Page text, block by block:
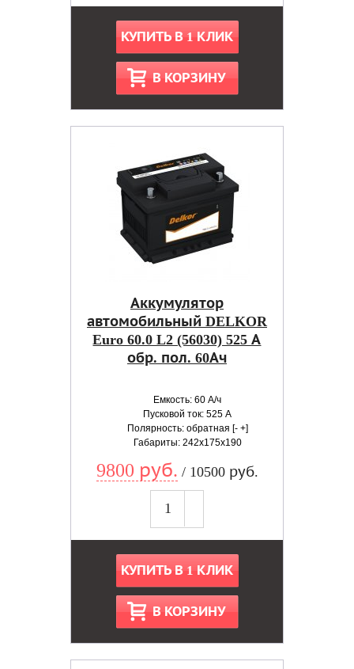
КУПИТЬ В 1 КЛИК
В КОРЗИНУ
Аккумулятор
автомобильный DELKOR
Euro 60.0 L2 (56030) 525 А
обр. пол. 60Ач
Емкость: 60 А/ч
Пусковой ток: 525 А
Полярность: обратная [- +]
Габариты: 242x175x190
9800 руб. / 10500 руб.
КУПИТЬ В 1 КЛИК
В КОРЗИНУ